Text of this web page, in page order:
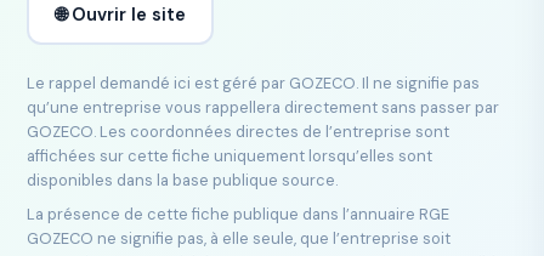
🌐 Ouvrir le site
Le rappel demandé ici est géré par GOZECO. Il ne signifie pas
qu’une entreprise vous rappellera directement sans passer par
GOZECO. Les coordonnées directes de l’entreprise sont
affichées sur cette fiche uniquement lorsqu’elles sont
disponibles dans la base publique source.
La présence de cette fiche publique dans l’annuaire RGE
GOZECO ne signifie pas, à elle seule, que l’entreprise soit